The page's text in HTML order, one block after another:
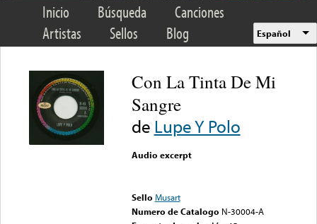
Inicio Búsqueda
Canciones
Artistas
Sellos Blog Español
Con La Tinta De Mi
Sangre
de Lupe Y Polo
Audio excerpt
Sello Musart
Numero de Catalogo N-30004-A